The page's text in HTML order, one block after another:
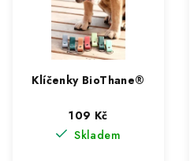
Klíčenky BioThane®
109 Kč
Skladem